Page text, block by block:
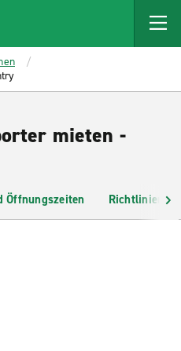
mieten -
Öffnungszeiten Richtlinien